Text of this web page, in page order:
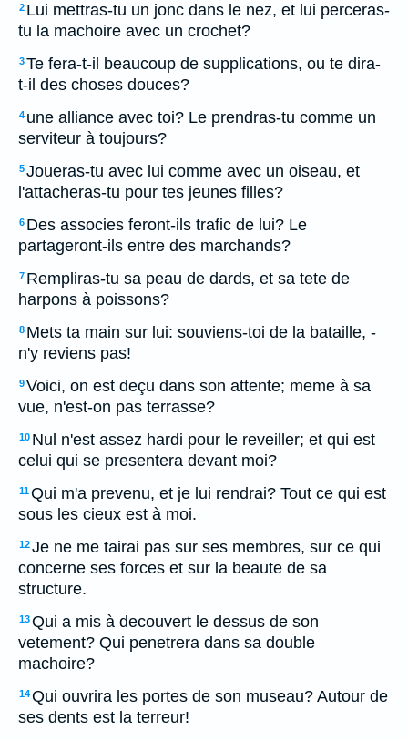
2 Lui mettras-tu un jonc dans le nez, et lui perceras-
tu la machoire avec un crochet?
3Te fera-t-il beaucoup de supplications, ou te dira-
t-il des choses douces?
4 une alliance avec toi? Le prendras-tu comme un
serviteur à toujours?
5Joueras-tu avec lui comme avec un oiseau, et
l'attacheras-tu pour tes jeunes filles?
6 Des associes feront-ils trafic de lui? Le
partageront-ils entre des marchands?
7 Rempliras-tu sa peau de dards, et sa tete de
harpons à poissons?
8 Mets ta main sur lui: souviens-toi de la bataille, -
n'y reviens pas!
9Voici, on est deçu dans son attente; meme à sa
vue, n'est-on pas terrasse?
10 Nul n'est assez hardi pour le reveiller; et qui est
celui qui se presentera devant moi?
11Qui m'a prevenu, et je lui rendrai? Tout ce qui est
sous les cieux est à moi.
12Je ne me tairai pas sur ses membres, sur ce qui
concerne ses forces et sur la beaute de sa
structure.
13Qui a mis à decouvert le dessus de son
vetement? Qui penetrera dans sa double
machoire?
14Qui ouvrira les portes de son museau? Autour de
ses dents est la terreur!